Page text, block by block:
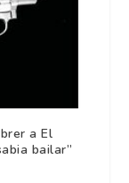
a El
bailar”